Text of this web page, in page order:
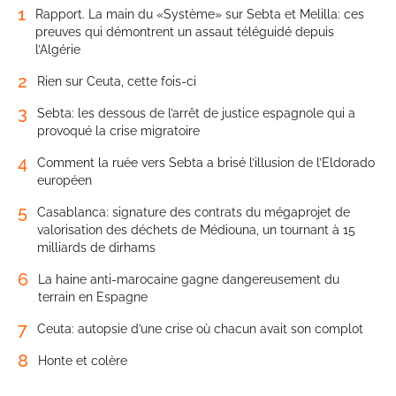
1
Rapport. La main du «Système» sur Sebta et Melilla: ces
preuves qui démontrent un assaut téléguidé depuis
l’Algérie
2 Rien sur Ceuta, cette fois-ci
3
Sebta: les dessous de l’arrêt de justice espagnole qui a
provoqué la crise migratoire
4
Comment la ruée vers Sebta a brisé l’illusion de l’Eldorado
européen
5
Casablanca: signature des contrats du mégaprojet de
valorisation des déchets de Médiouna, un tournant à 15
milliards de dirhams
6
La haine anti-marocaine gagne dangereusement du
terrain en Espagne
7 Ceuta: autopsie d’une crise où chacun avait son complot
8 Honte et colère